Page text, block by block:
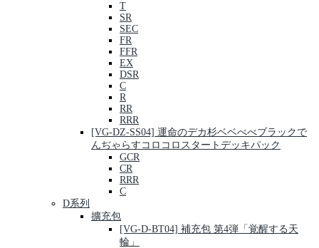
T
SR
SEC
FR
FFR
EX
DSR
C
R
RR
RRR
[VG-DZ-SS04] 運命のデカ杉ベベべべブラックで
んぢゃらすコロコロスタートデッキパック
GCR
CR
RRR
C
D系列
擴充包
[VG-D-BT04] 補充包 第4弾「覚醒する天
輪」